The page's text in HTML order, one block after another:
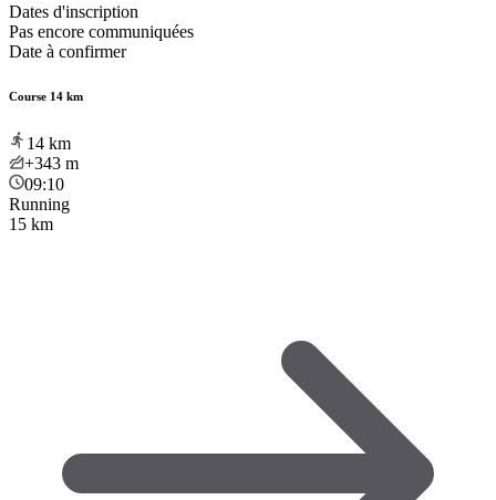
Dates d'inscription
Pas encore communiquées
Date à confirmer
Course 14 km
14 km
+343 m
09:10
Running
15 km